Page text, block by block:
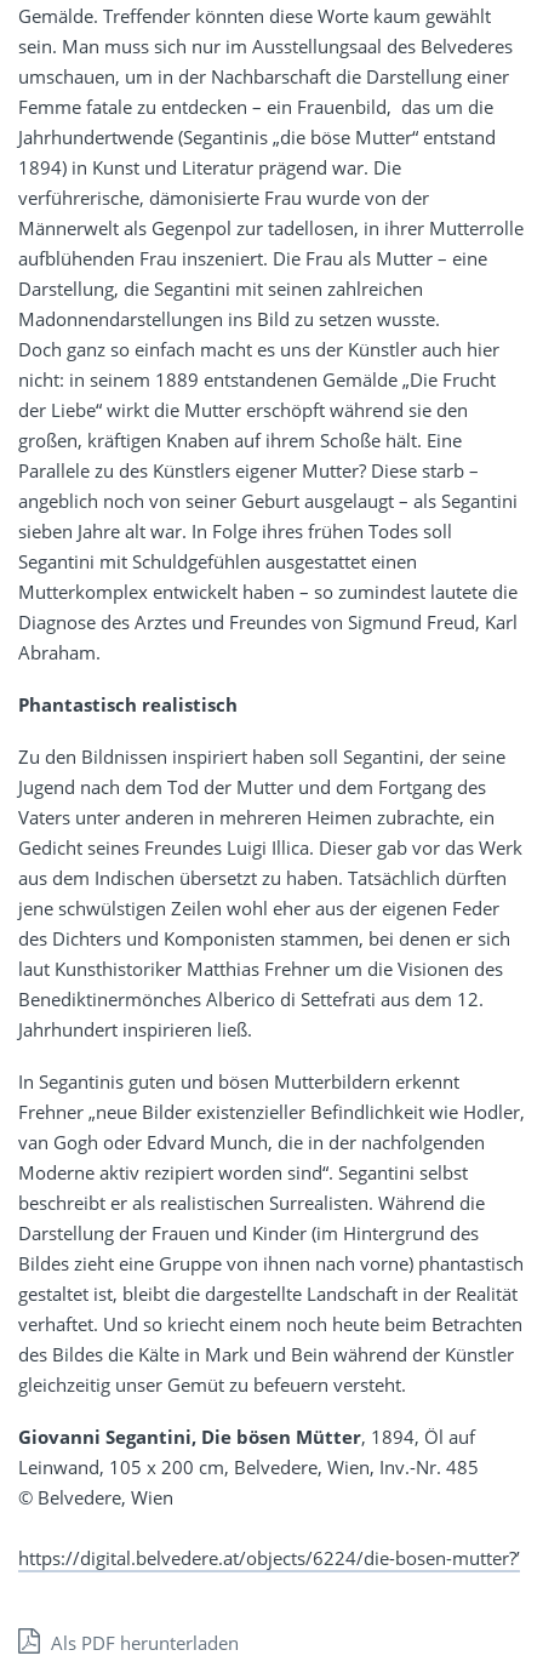
Gemälde. Treffender könnten diese Worte kaum gewählt
sein. Man muss sich nur im Ausstellungsaal des Belvederes
umschauen, um in der Nachbarschaft die Darstellung einer
Femme fatale zu entdecken – ein Frauenbild, das um die
Jahrhundertwende (Segantinis „die böse Mutter“ entstand
1894) in Kunst und Literatur prägend war. Die
verführerische, dämonisierte Frau wurde von der
Männerwelt als Gegenpol zur tadellosen, in ihrer Mutterrolle
aufblühenden Frau inszeniert. Die Frau als Mutter – eine
Darstellung, die Segantini mit seinen zahlreichen
Madonnendarstellungen ins Bild zu setzen wusste.
Doch ganz so einfach macht es uns der Künstler auch hier
nicht: in seinem 1889 entstandenen Gemälde „Die Frucht
der Liebe“ wirkt die Mutter erschöpft während sie den
großen, kräftigen Knaben auf ihrem Schoße hält. Eine
Parallele zu des Künstlers eigener Mutter? Diese starb –
angeblich noch von seiner Geburt ausgelaugt – als Segantini
sieben Jahre alt war. In Folge ihres frühen Todes soll
Segantini mit Schuldgefühlen ausgestattet einen
Mutterkomplex entwickelt haben – so zumindest lautete die
Diagnose des Arztes und Freundes von Sigmund Freud, Karl
Abraham.
Phantastisch realistisch
Zu den Bildnissen inspiriert haben soll Segantini, der seine
Jugend nach dem Tod der Mutter und dem Fortgang des
Vaters unter anderen in mehreren Heimen zubrachte, ein
Gedicht seines Freundes Luigi Illica. Dieser gab vor das Werk
aus dem Indischen übersetzt zu haben. Tatsächlich dürften
jene schwülstigen Zeilen wohl eher aus der eigenen Feder
des Dichters und Komponisten stammen, bei denen er sich
laut Kunsthistoriker Matthias Frehner um die Visionen des
Benediktinermönches Alberico di Settefrati aus dem 12.
Jahrhundert inspirieren ließ.
In Segantinis guten und bösen Mutterbildern erkennt
Frehner „neue Bilder existenzieller Befindlichkeit wie Hodler,
van Gogh oder Edvard Munch, die in der nachfolgenden
Moderne aktiv rezipiert worden sind“. Segantini selbst
beschreibt er als realistischen Surrealisten. Während die
Darstellung der Frauen und Kinder (im Hintergrund des
Bildes zieht eine Gruppe von ihnen nach vorne) phantastisch
gestaltet ist, bleibt die dargestellte Landschaft in der Realität
verhaftet. Und so kriecht einem noch heute beim Betrachten
des Bildes die Kälte in Mark und Bein während der Künstler
gleichzeitig unser Gemüt zu befeuern versteht.
Giovanni Segantini, Die bösen Mütter, 1894, Öl auf
Leinwand, 105 x 200 cm, Belvedere, Wien, Inv.-Nr. 485
© Belvedere, Wien
https://digital.belvedere.at/objects/6224/die-bosen-mutter?’
Als PDF herunterladen